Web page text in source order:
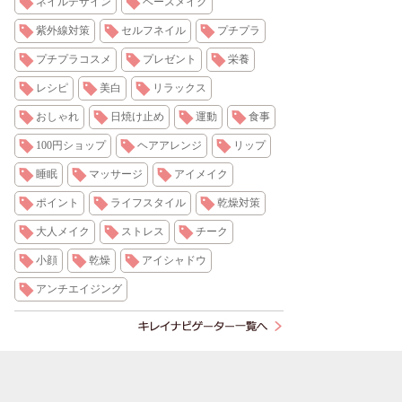
紫外線対策 セルフネイル プチプラ
プチプラコスメ プレゼント 栄養
レシピ 美白 リラックス
おしゃれ 日焼け止め 運動 食事
100円ショップ ヘアアレンジ リップ
睡眠 マッサージ アイメイク
ポイント ライフスタイル 乾燥対策
大人メイク ストレス チーク
小顔 乾燥 アイシャドウ
アンチエイジング